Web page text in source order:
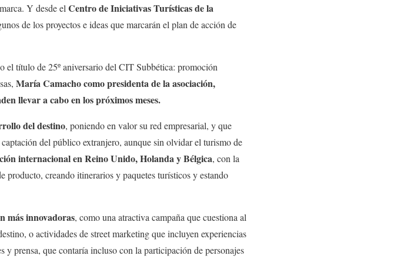
Y desde el Centro de Iniciativas Turísticas de la
de los proyectos e ideas que marcarán el plan de acción de
el título de 25º aniversario del CIT Subbética: promoción
María Camacho como presidenta de la asociación,
llevar a cabo en los próximos meses.
del destino, poniendo en valor su red empresarial, y que
del público extranjero, aunque sin olvidar el turismo de
internacional en Reino Unido, Holanda y Bélgica, con la
creando itinerarios y paquetes turísticos y estando
más innovadoras, como una atractiva campaña que cuestiona al
o actividades de street marketing que incluyen experiencias
prensa, que contaría incluso con la participación de personajes